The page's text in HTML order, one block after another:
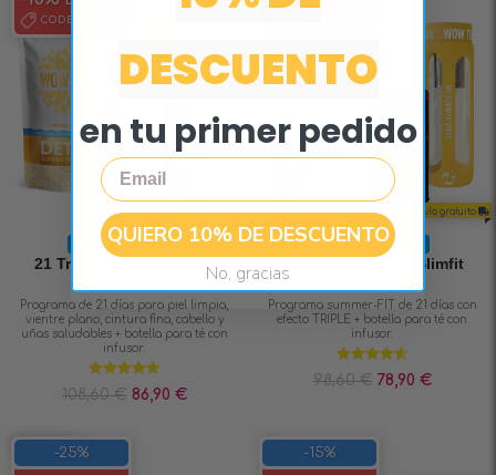
+ Envío gratuito
CODE:
Limited Edition
21 Trio Tropicana Detox
Programa de 21 días para piel limpia,
vientre plano, cintura fina, cabello y
uñas saludables + botella para té con
infusor.
Valorado en
4.71de 5
108,60€ 86,90 €
+ Envío gratuito
Limited Edition
21 Trio Tropicana Slimfit
Programa summer-FIT de 21 días con
efecto TRIPLE + botella para té con
infusor.
Valorado en
4.67de 5
98,60€ 78,90 €
SAVE 25%-25% -15%
DESCUENTO
en tu primer pedido
Email
QUIERO 10% DE DESCUENTO
No, gracias